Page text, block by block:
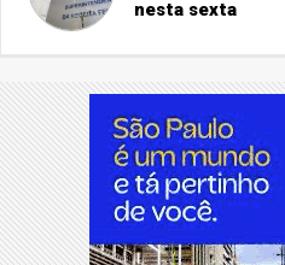
nesta sexta